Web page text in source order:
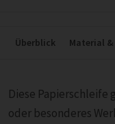
Überblick Material &
Diese Papierschleife
oder besonderes